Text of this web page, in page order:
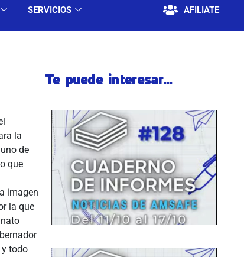
SERVICIOS AFILIATE
EDUCACIÓN Y CULTURA SERVICIOS
la
de
que
imagen
la que
y todo
Te puede interesar...